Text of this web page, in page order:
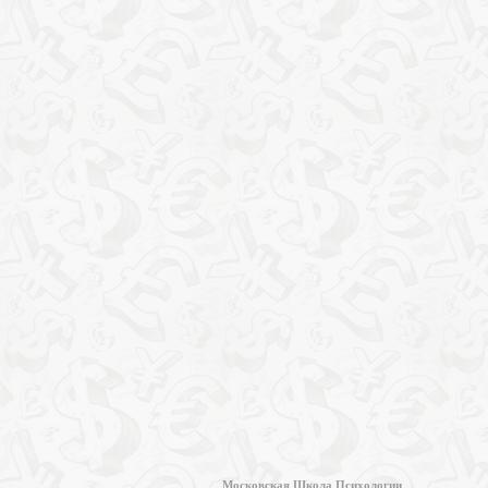
Московская Школа Психологии